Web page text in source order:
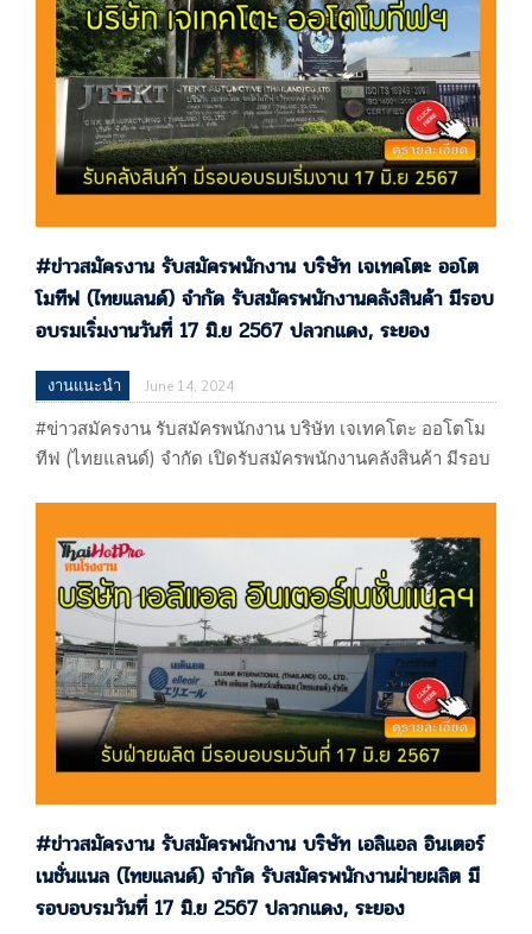
#ข่าวสมัครงาน รับสมัครพนักงาน บริษัท เจเทคโตะ ออโต
โมทีฟ (ไทยแลนด์) จำกัด รับสมัครพนักงานคลังสินค้า มีรอบ
อบรมเริ่มงานวันที่ 17 มิ.ย 2567 ปลวกแดง, ระยอง
งานแนะนำ June 14, 2024
#ข่าวสมัครงาน รับสมัครพนักงาน บริษัท เจเทคโตะ ออโตโม
ทีฟ (ไทยแลนด์) จำกัด เปิดรับสมัครพนักงานคลังสินค้า มีรอบ
(ไทยแลนด์) จำกัด เปิดรับสมัครพนักงานคลังสินค้า มีรอบ
อบรมเริ่มงานวันที่ 17 มิ.ย 2567 ปลวกแดง, ระยอง ประกาศ
14/06/67 JTEKT Automotive…
#ข่าวสมัครงาน รับสมัครพนักงาน บริษัท เอลิแอล อินเตอร์
เนชั่นแนล (ไทยแลนด์) จำกัด รับสมัครพนักงานฝ่ายผลิต มี
รอบอบรมวันที่ 17 มิ.ย 2567 ปลวกแดง, ระยอง